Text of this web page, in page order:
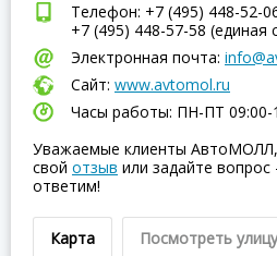
Телефон: +7 (495) 448-52-
+7 (495) 448-57-58 (единая
Электронная почта:
Сайт: www.avtomol.ru
Часы работы: ПН-ПТ 09:00-
Уважаемые клиенты АвтоМОЛЛ,
свой отзыв или задайте
ответим!
Карта Посмотреть улицу